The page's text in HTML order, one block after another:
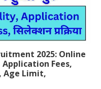
2025: Online
Fees,
Age Limit,